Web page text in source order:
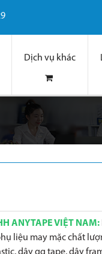
Dịch vụ khác
ANYTAPE VIỆT NAM:
liệu may mặc chất